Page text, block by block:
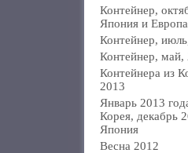
Контейнер,
Япония и
Контейнер,
Контейнер, май,
Контейнера из
2013
Январь 2013
Корея, декабрь
Япония
Весна 2012